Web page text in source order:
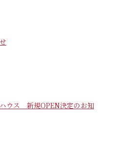
ウス 新規OPEN決定のお知